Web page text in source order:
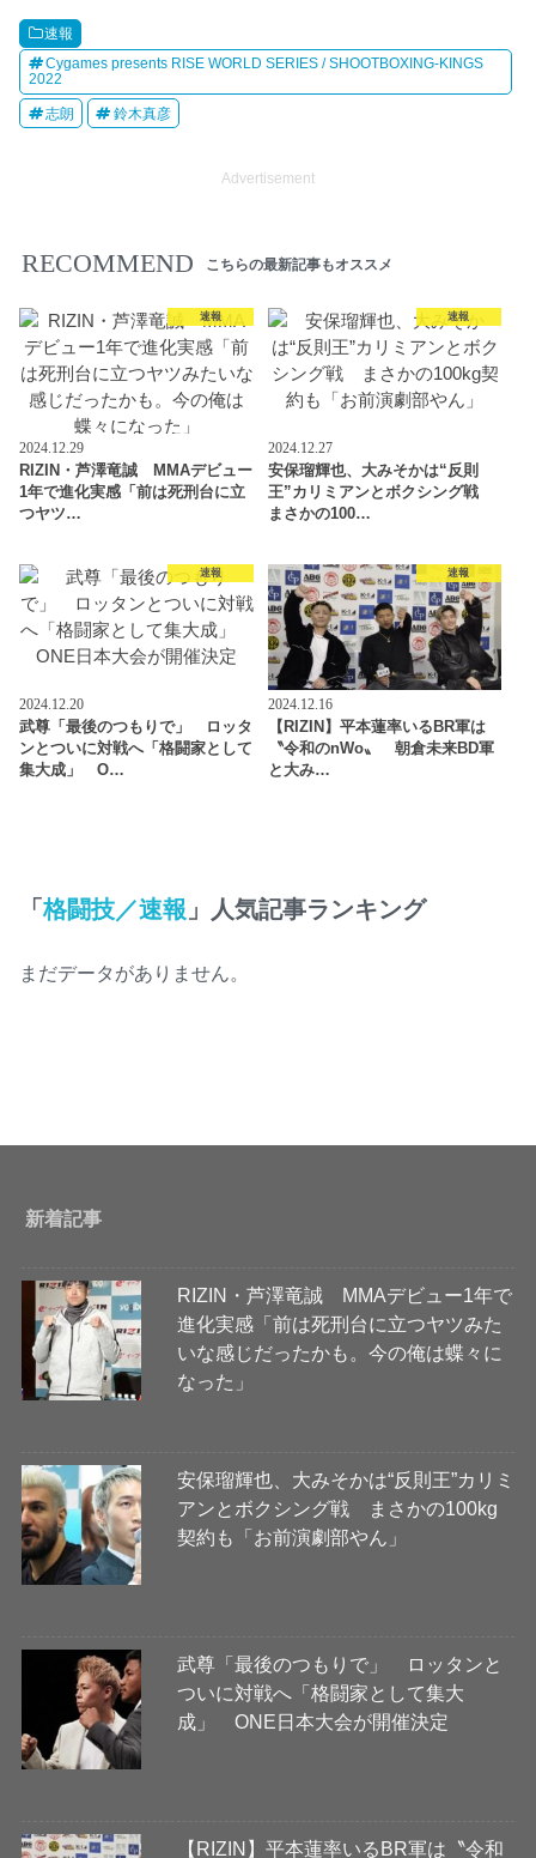
速報
Cygames presents RISE WORLD SERIES / SHOOTBOXING-KINGS
2022
志朗 鈴木真彦
Advertisement
RECOMMEND こちらの最新記事もオススメ
速報
2024.12.29
RIZIN・芦澤竜誠 MMAデビュー
1年で進化実感「前は死刑台に立
つヤツ…
速報
2024.12.27
安保瑠輝也、大みそかは“反則
王”カリミアンとボクシング戦
まさかの100…
速報
2024.12.20
武尊「最後のつもりで」 ロッタ
ンとついに対戦へ「格闘家として
集大成」 O…
速報
2024.12.16
【RIZIN】平本蓮率いるBR軍は
〝令和のnWo〟 朝倉未来BD軍
と大み…
「格闘技／速報 」人気記事ランキング
まだデータがありません。
新着記事
RIZIN・芦澤竜誠 MMAデビュー1年で
進化実感「前は死刑台に立つヤツみた
いな感じだったかも。今の俺は蝶々に
なった」
安保瑠輝也、大みそかは“反則王”カリミ
アンとボクシング戦 まさかの100kg
契約も「お前演劇部やん」
武尊「最後のつもりで」 ロッタンと
ついに対戦へ「格闘家として集大
成」 ONE日本大会が開催決定
【RIZIN】平本蓮率いるBR軍は〝令和